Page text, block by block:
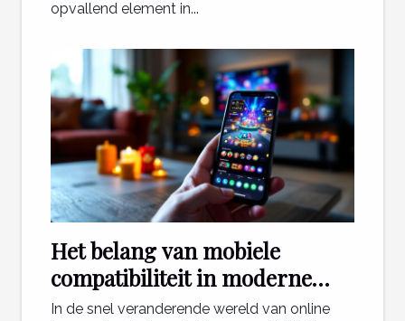
opvallend element in...
Het belang van mobiele
compatibiliteit in moderne
online casinospellen
In de snel veranderende wereld van online